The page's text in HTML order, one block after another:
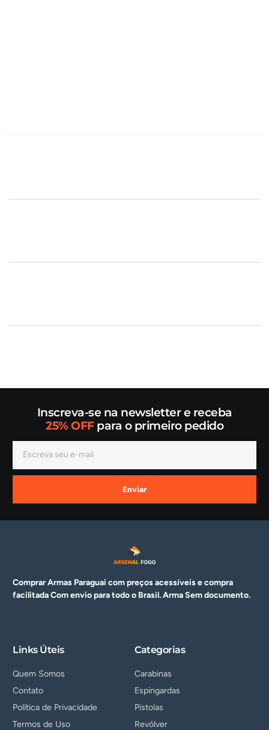
Inscreva-se na newsletter e receba
25% OFFpara o primeiro pedido
Enviar
Comprar Armas Paraguai com preços acessíveis e compra
facilitada Com envio para todo o Brasil. ArmaSem documento.
Links Úteis
Quem Somos
Contato
Política de Privacidade
Termos de Uso
Categorias
Carabinas
Espingardas
Pistolas
Revólver